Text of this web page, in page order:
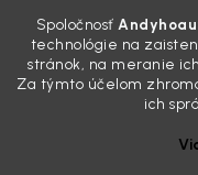
Spoločnosť
technológie na
stránok, na meranie
Za týmto účelom
ich
skutočnosti je? Často za
mliečny, drsný povrch nie
svoje, plexisklo začne
Zabudnite na